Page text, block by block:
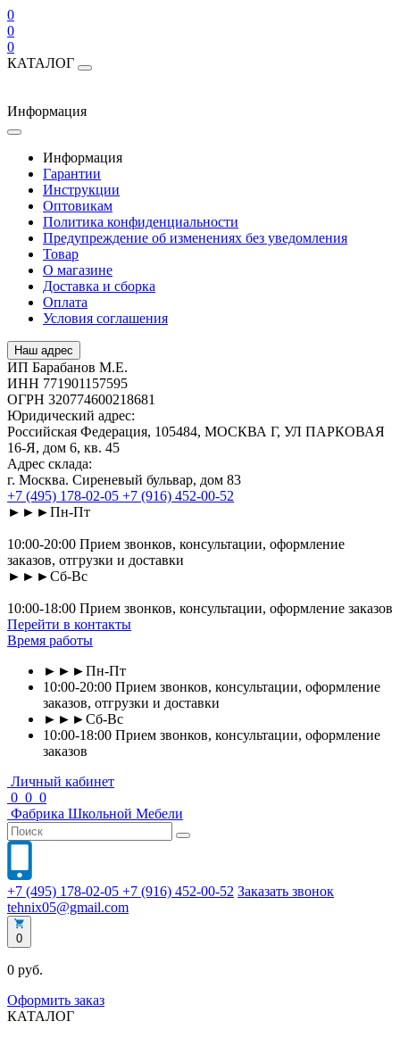
0
0
0
КАТАЛОГ
Информация
Информация
Гарантии
Инструкции
Оптовикам
Политика конфиденциальности
Предупреждение об изменениях без уведомления
Товар
О магазине
Доставка и сборка
Оплата
Условия соглашения
Наш адрес
ИП Барабанов М.Е.
ИНН 771901157595
ОГРН 320774600218681
Юридический адрес:
Российская Федерация, 105484, МОСКВА Г, УЛ ПАРКОВАЯ
16-Я, дом 6, кв. 45
Адрес склада:
г. Москва. Сиреневый бульвар, дом 83
+7 (495) 178-02-05 +7 (916) 452-00-52
►►►Пн-Пт
10:00-20:00 Прием звонков, консультации, оформление
заказов, отгрузки и доставки
►►►Сб-Вс
10:00-18:00 Прием звонков, консультации, оформление заказов
Перейти в контакты
Время работы
►►►Пн-Пт
10:00-20:00 Прием звонков, консультации, оформление
заказов, отгрузки и доставки
►►►Сб-Вс
10:00-18:00 Прием звонков, консультации, оформление
заказов
Личный кабинет
0 0 0
Фабрика Школьной Мебели
+7 (495) 178-02-05 +7 (916) 452-00-52 Заказать звонок
tehnix05@gmail.com
0
0 руб.
Оформить заказ
КАТАЛОГ